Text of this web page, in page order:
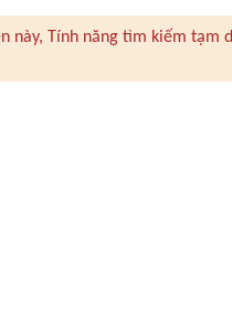
này, Tính năng tìm kiếm